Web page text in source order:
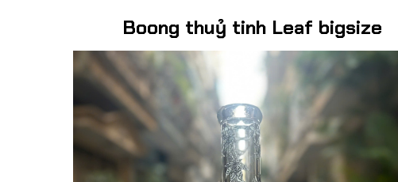
Boong thuỷ tinh Leaf bigsize